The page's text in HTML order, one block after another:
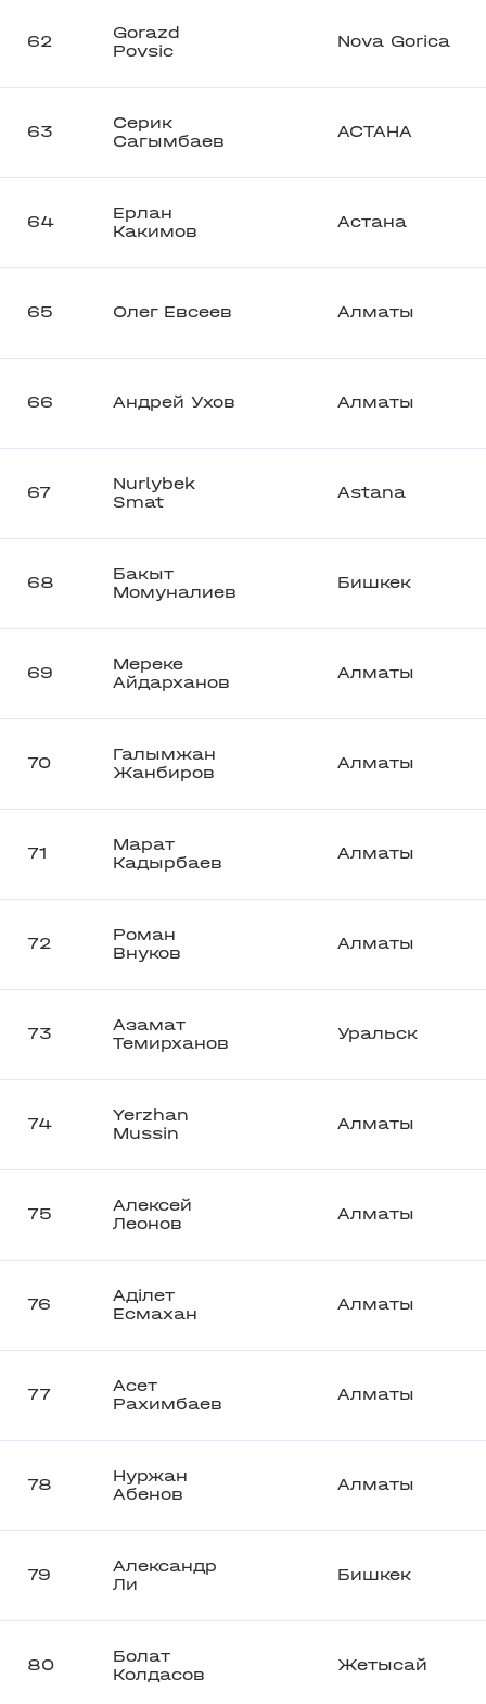
62
Gorazd
Povsic
Nova Gorica
63
Серик
Сагымбаев
АСТАНА
64
Ерлан
Какимов
Астана
65 Олег Евсеев Алматы
66 Андрей Ухов Алматы
67
Nurlybek
Smat
Astana
68
Бакыт
Момуналиев
Бишкек
69
Мереке
Айдарханов
Алматы
70
Галымжан
Жанбиров
Алматы
71
Марат
Кадырбаев
Алматы
72
Роман
Внуков
Алматы
73
Азамат
Темирханов
Уральск
74
Yerzhan
Mussin
Алматы
75
Алексей
Леонов
Алматы
76
Адiлет
Есмахан
Алматы
77
Асет
Рахимбаев
Алматы
78
Нуржан
Абенов
Алматы
79
Александр
Ли
Бишкек
80
Болат
Колдасов
Жетысай